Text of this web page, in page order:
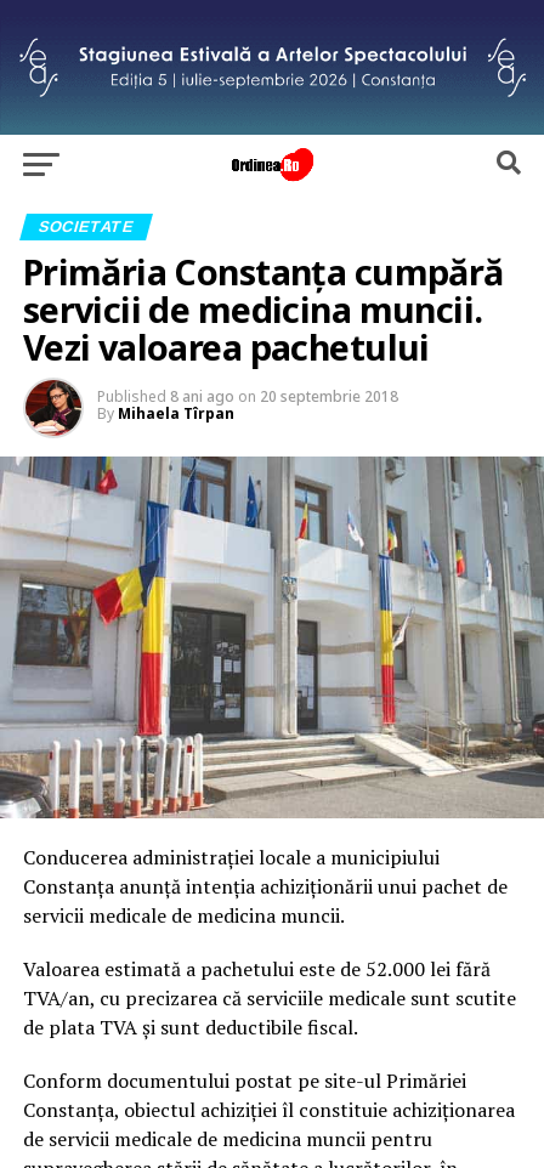
SOCIETATE
Primăria Constanța cumpără
servicii de medicina muncii.
Vezi valoarea pachetului
Published 8 ani ago on 20 septembrie 2018
By Mihaela Tîrpan
Conducerea administrației locale a municipiului
Constanța anunță intenția achiziționării unui pachet de
servicii medicale de medicina muncii.
Valoarea estimată a pachetului este de 52.000 lei fără
TVA/an, cu precizarea că serviciile medicale sunt scutite
de plata TVA și sunt deductibile fiscal.
Conform documentului postat pe site-ul Primăriei
Constanța, obiectul achiziției îl constituie achiziționarea
de servicii medicale de medicina muncii pentru